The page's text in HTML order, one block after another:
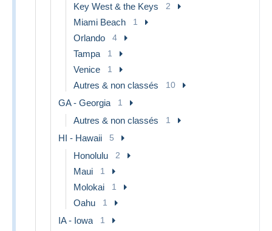
Key West & the Keys 2
Miami Beach 1
Orlando 4
Tampa 1
Venice 1
Autres & non classés 10
GA - Georgia 1
Autres & non classés 1
HI - Hawaii 5
Honolulu 2
Maui 1
Molokai 1
Oahu 1
IA - Iowa 1